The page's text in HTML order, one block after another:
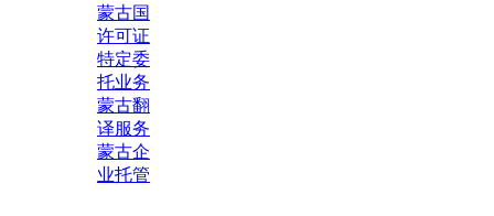
蒙古国
许可证
特定委
托业务
蒙古翻
译服务
蒙古企
业托管